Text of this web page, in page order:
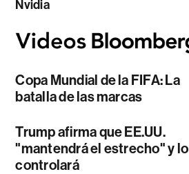
Nvidia
Copa Mundial de la FIFA: La
batalla de las marcas
Trump afirma que EE.UU.
"mantendrá el estrecho" y lo
controlará